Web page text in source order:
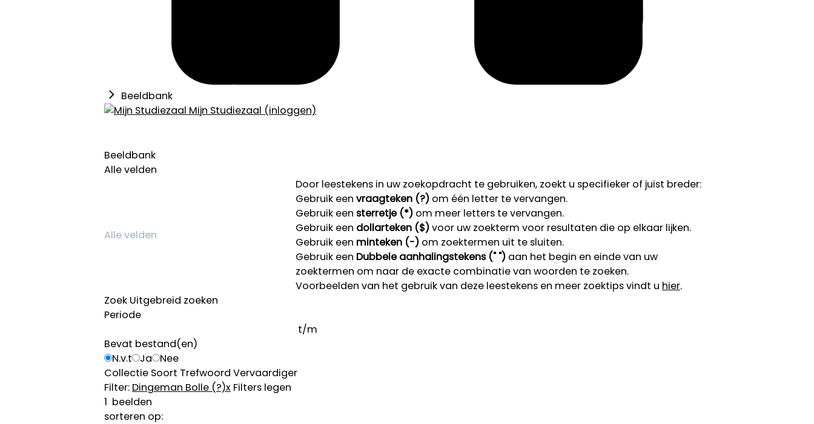
Beeldbank
Mijn Studiezaal (inloggen)
Beeldbank
Alle velden
Door leestekens in uw zoekopdracht te gebruiken, zoekt u specifieker of juist breder:
Gebruik een vraagteken (?) om één letter te vervangen.
Gebruik een sterretje (*) om meer letters te vervangen.
Gebruik een dollarteken ($)voor uw zoekterm voor resultaten die op elkaar lijken.
Gebruik een minteken (-) om zoektermen uit te sluiten.
Gebruik een Dubbele aanhalingstekens (" ") aan het begin en einde van uw
zoektermen om naar de exacte combinatie van woorden te zoeken.
Voorbeelden van het gebruik van deze leestekens en meer zoektips vindt u hier.
Zoek Uitgebreid zoeken
Periode
t/m
Bevat bestand(en)
N.v.t
Ja
Nee
Collectie Soort Trefwoord Vervaardiger
Filter: Dingeman Bolle (?)x Filters legen
1 beelden
sorteren op: